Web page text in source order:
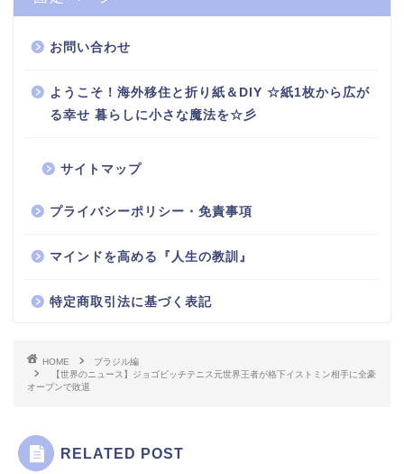
お問い合わせ
ようこそ！海外移住と折り紙＆DIY ☆紙1枚から広が
る幸せ 暮らしに小さな魔法を☆彡
サイトマップ
プライバシーポリシー・免責事項
マインドを高める『人生の教訓』
特定商取引法に基づく表記
HOME
ブラジル編
【世界のニュース】ジョゴビッチテニス元世界王者が格下イストミン相手に全豪
オープンで敗退
RELATED POST